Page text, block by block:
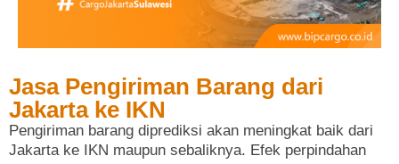
Jasa Pengiriman Barang dari
Jakarta ke IKN
Pengiriman barang diprediksi akan meningkat baik dari
Jakarta ke IKN maupun sebaliknya. Efek perpindahan